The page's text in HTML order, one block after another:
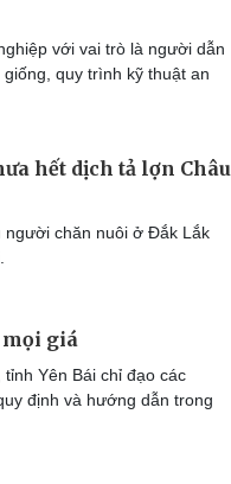
với vai trò là người dẫn
quy trình kỹ thuật an
hết dịch tả lợn Châu
người chăn nuôi ở Đắk Lắk
giá
Yên Bái chỉ đạo các
định và hướng dẫn trong